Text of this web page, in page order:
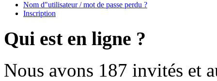
Nom d"utilisateur / mot de passe perdu ?
Inscription
Qui est en ligne ?
Nous avons 187 invités et